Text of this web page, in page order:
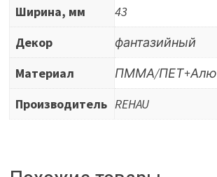
Ширина, мм
43
Декор
фантазийный
Материал
ПММА/ПЕТ+Алю
Производитель REHAU